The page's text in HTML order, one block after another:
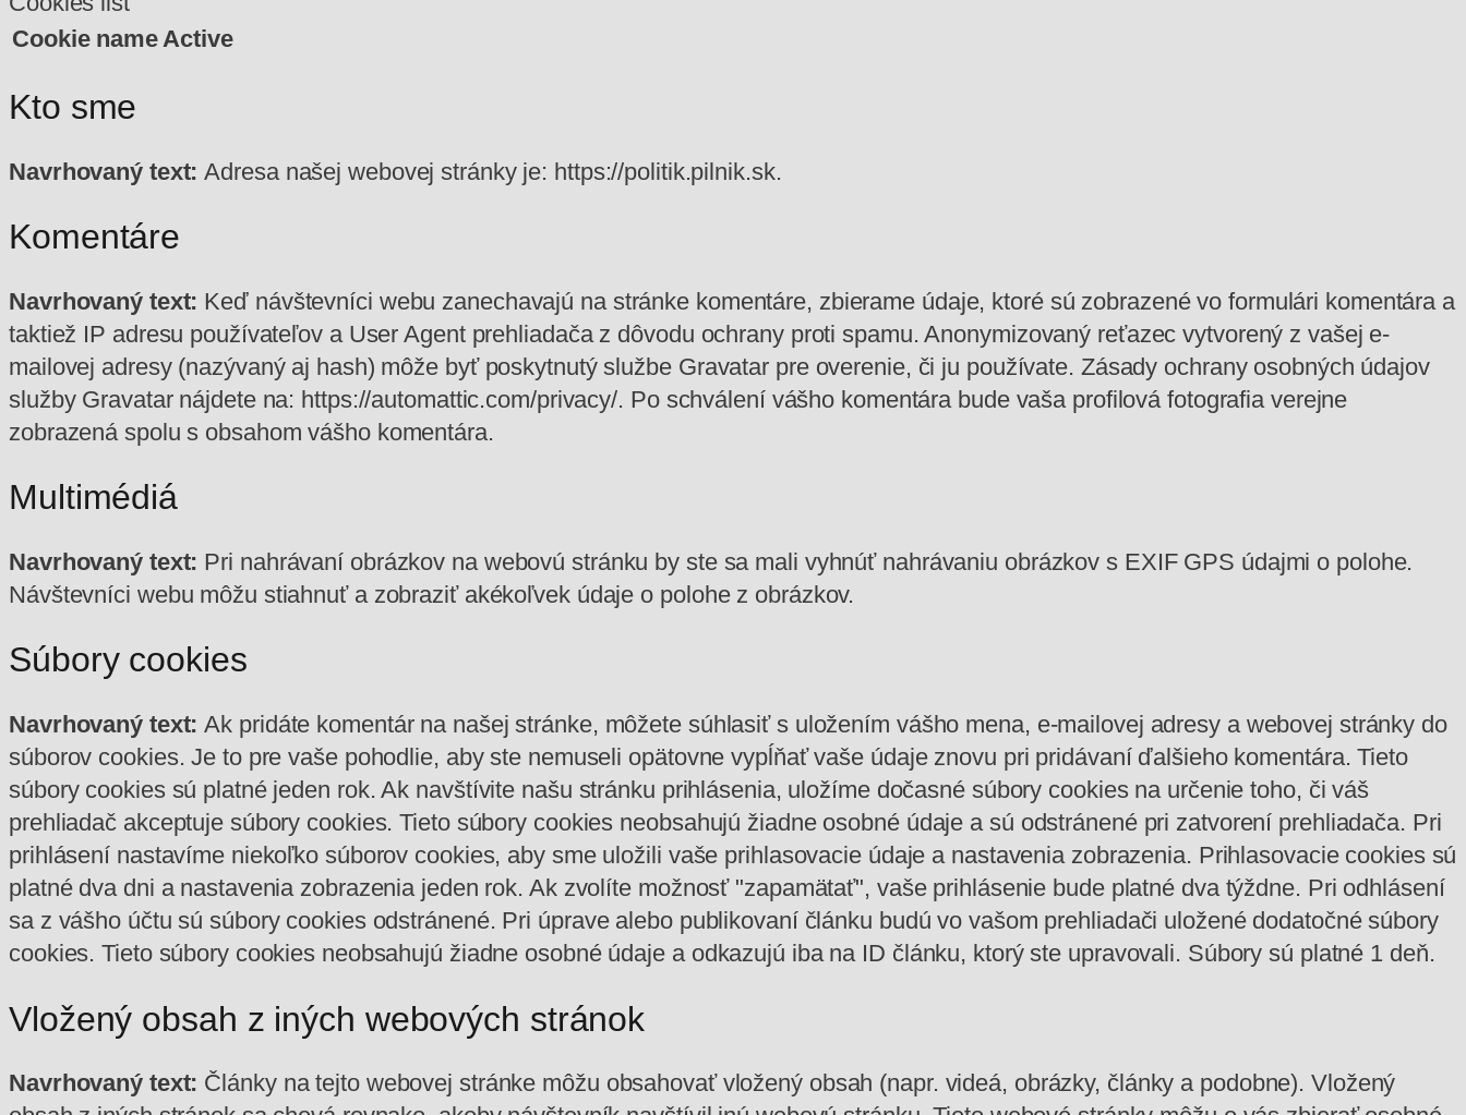
Cookie name Active
Kto sme
Navrhovaný text:Adresa našej webovej stránky je: https://politik.pilnik.sk.
Komentáre
Navrhovaný text: Keď návštevníci webu zanechavajú na stránke komentáre, zbierame údaje, ktoré sú zobrazené vo formulári komentára a
taktiež IP adresu používateľov a User Agent prehliadača z dôvodu ochrany proti spamu.Anonymizovaný reťazec vytvorený z vašej e-
mailovej adresy (nazývaný aj hash) môže byť poskytnutý službe Gravatar pre overenie, či ju používate. Zásady ochrany osobných údajov
služby Gravatar nájdete na: https://automattic.com/privacy/. Po schválení vášho komentára bude vaša profilová fotografia verejne
zobrazená spolu s obsahom vášho komentára.
Multimédiá
Navrhovaný text: Pri nahrávaní obrázkov na webovú stránku by ste sa mali vyhnúť nahrávaniu obrázkov s EXIF GPS údajmi o polohe.
Návštevníci webu môžu stiahnuť a zobraziť akékoľvek údaje o polohe z obrázkov.
Súbory cookies
Navrhovaný text:Ak pridáte komentár na našej stránke, môžete súhlasiť s uložením vášho mena, e-mailovej adresy a webovej stránky do
súborov cookies. Je to pre vaše pohodlie, aby ste nemuseli opätovne vypĺňať vaše údaje znovu pri pridávaní ďalšieho komentára. Tieto
súbory cookies sú platné jeden rok.Ak navštívite našu stránku prihlásenia, uložíme dočasné súbory cookies na určenie toho, či váš
prehliadač akceptuje súbory cookies. Tieto súbory cookies neobsahujú žiadne osobné údaje a sú odstránené pri zatvorení prehliadača. Pri
prihlásení nastavíme niekoľko súborov cookies, aby sme uložili vaše prihlasovacie údaje a nastavenia zobrazenia. Prihlasovacie cookies sú
platné dva dni a nastavenia zobrazenia jeden rok. Ak zvolíte možnosť "zapamätať", vaše prihlásenie bude platné dva týždne. Pri odhlásení
sa z vášho účtu sú súbory cookies odstránené. Pri úprave alebo publikovaní článku budú vo vašom prehliadači uložené dodatočné súbory
cookies. Tieto súbory cookies neobsahujú žiadne osobné údaje a odkazujú iba na ID článku, ktorý ste upravovali. Súbory sú platné 1 deň.
Vložený obsah z iných webových stránok
Navrhovaný text: Články na tejto webovej stránke môžu obsahovať vložený obsah (napr. videá, obrázky, články a podobne). Vložený